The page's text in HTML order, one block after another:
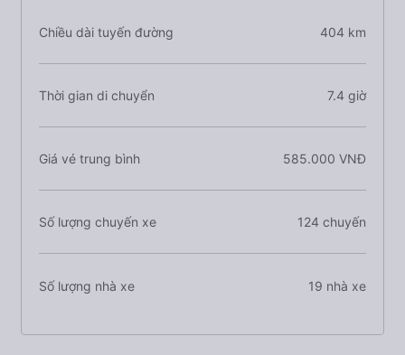
Chiều dài tuyến đường 404 km
Thời gian di chuyển 7.4 giờ
Giá vé trung bình 585.000 VNĐ
Số lượng chuyến xe 124 chuyến
Số lượng nhà xe 19 nhà xe